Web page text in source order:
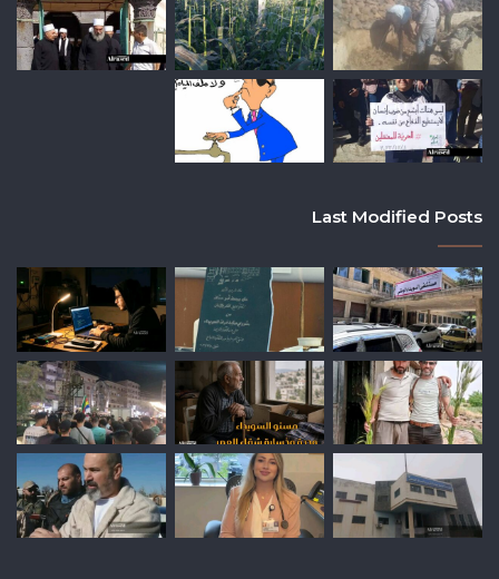
Last Modified Posts